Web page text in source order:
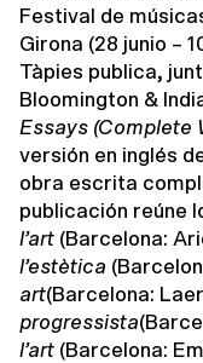
Festival de
Girona (28 junio –
Tàpies publica,
Bloomington &
Essays (Complete
versión en inglés
obra escrita
publicación reúne
l’art (Barcelona:
l’estètica
art(Barcelona:
progressista
l’art (Barcelona: